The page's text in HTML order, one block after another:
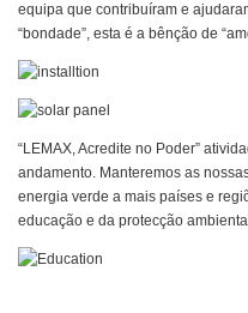
equipa que contribuíram e
“bondade”, esta é a bênção de
“LEMAX, Acredite no Poder”
andamento. Manteremos as
energia verde a mais países e
educação e da protecção